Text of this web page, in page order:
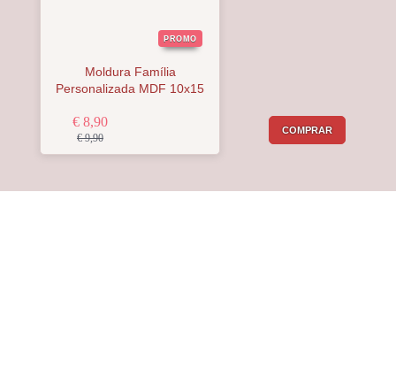
PROMO
Moldura Família
Personalizada MDF 10x15
€ 8,90
€ 9,90
COMPRAR